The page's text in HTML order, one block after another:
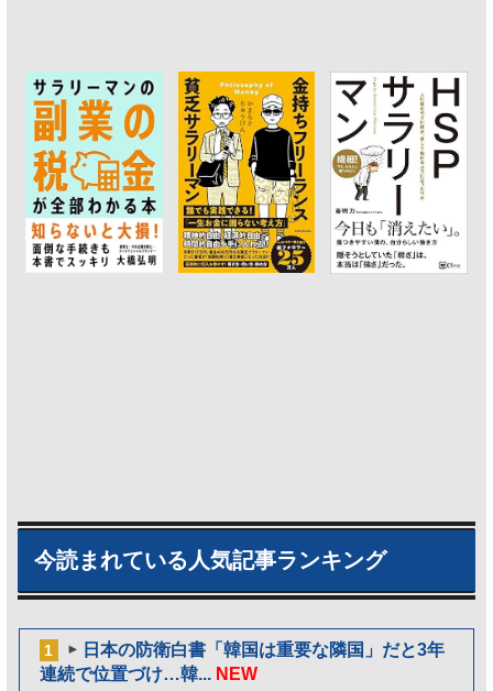
今読まれている人気記事ランキング
1
日本の防衛白書「韓国は重要な隣国」だと3年
連続で位置づけ…韓... NEW